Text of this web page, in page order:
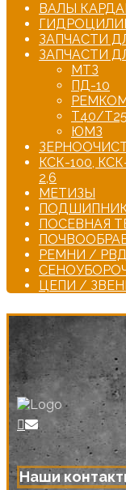
ВАЛЫ
ЗАПЧАСТИ
ЗАПЧАСТИ
МТЗ
ПД-10
Т40/
ЮМЗ
КСК-100,
2,6
МЕТИЗЫ
ПОСЕВНАЯ
РЕМНИ / РВД
ЦЕПИ /
Наши